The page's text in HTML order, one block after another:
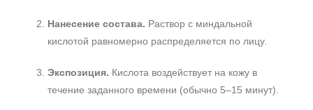
Нанесение состава. Раствор с миндальной
кислотой равномерно распределяется по лицу.
Экспозиция. Кислота воздействует на кожу в
течение заданного времени (обычно 5–15 минут).